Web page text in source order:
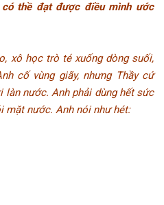
có thề đạt được điều mình ước
xô học trò té xuống dòng suối,
cố vùng giãy, nhưng Thầy cứ
làn nước. Anh phải dùng hết sức
mặt nước. Anh nói như hét: